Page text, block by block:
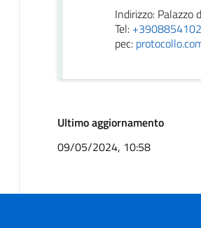
Indirizzo: Palazzo
Tel:
pec:
Ultimo aggiornamento
09/05/2024, 10:58